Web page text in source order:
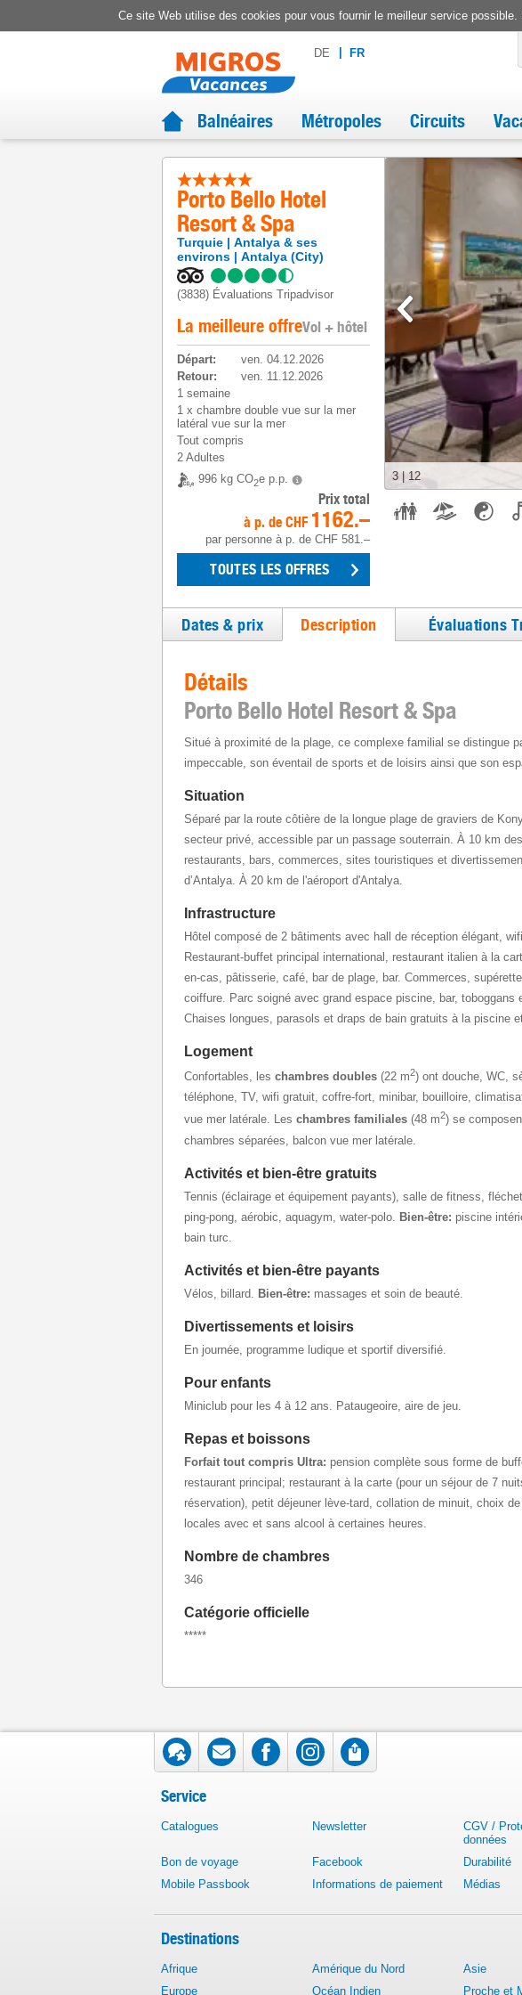
Ce site Web utilise des cookies pour vous fournir le meilleur service
DE FR
Balnéaires Métropoles Circuits
Porto Bello Hotel
Resort & Spa
Turquie
Antalya & ses
environs
Antalya (City)
(3838) Évaluations Tripadvisor
La meilleure offreVol + hôtel
Départ:
ven. 04.12.2026
Retour:
ven. 11.12.2026
1 semaine
1 x chambre double vue sur la mer
latéral vue sur la mer
Tout compris
2 Adultes
996 kg CO2e p.p.
Prix total
à p. de CHF 1162.–
par personne à p. de CHF 581.–
TOUTES LES OFFRES
3 12
Dates & prix Description Évaluations
Détails
Porto Bello Hotel Resort & Spa
Situé à proximité de la plage, ce complexe familial se distingue
impeccable, son éventail de sports et de loisirs ainsi que son
Situation
Séparé par la route côtière de la longue plage de graviers de
secteur privé, accessible par un passage souterrain. À 10 km
restaurants, bars, commerces, sites touristiques et
d’Antalya. À 20 km de l'aéroport d'Antalya.
Infrastructure
Hôtel composé de 2 bâtiments avec hall de réception élégant,
Restaurant-buffet principal international, restaurant italien à la
en-cas, pâtisserie, café, bar de plage, bar. Commerces,
coiffure. Parc soigné avec grand espace piscine, bar, toboggans
Chaises longues, parasols et draps de bain gratuits à la piscine
Logement
Confortables, les chambres doubles (22 m2) ont douche, WC,
téléphone, TV, wifi gratuit, coffre-fort, minibar, bouilloire,
vue mer latérale. Les chambres familiales (48 m2) se
chambres séparées, balcon vue mer latérale.
Activités et bien-être gratuits
Tennis (éclairage et équipement payants), salle de fitness,
ping-pong, aérobic, aquagym, water-polo. Bien-être: piscine
bain turc.
Activités et bien-être payants
Vélos, billard. Bien-être: massages et soin de beauté.
Divertissements et loisirs
En journée, programme ludique et sportif diversifié.
Pour enfants
Miniclub pour les 4 à 12 ans. Pataugeoire, aire de jeu.
Repas et boissons
Forfait tout compris Ultra: pension complète sous forme de
restaurant principal; restaurant à la carte (pour un séjour de 7
réservation), petit déjeuner lève-tard, collation de minuit, choix
locales avec et sans alcool à certaines heures.
Nombre de chambres
346
Catégorie officielle
*****
Service
Catalogues Newsletter
CGV /
données
Bon de voyage Facebook Durabilité
Mobile Passbook
Informations de paiement Médias
Destinations
Afrique Amérique du Nord Asie
Europe
Océan Indien Proche et